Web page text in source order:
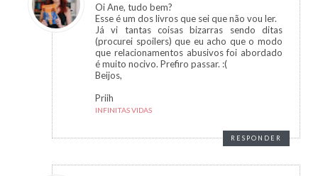
Oi Ane, tudo bem?
Esse é um dos livros que sei que não vou ler.
Já vi tantas coisas bizarras sendo ditas
(procurei spoilers) que eu acho que o modo
que relacionamentos abusivos foi abordado
é muito nocivo. Prefiro passar. :(
Beijos,
Priih
INFINITAS VIDAS
RESPONDER